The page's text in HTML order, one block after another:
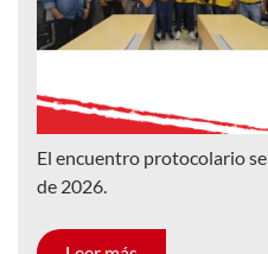
El encuentro protocolario
de 2026.